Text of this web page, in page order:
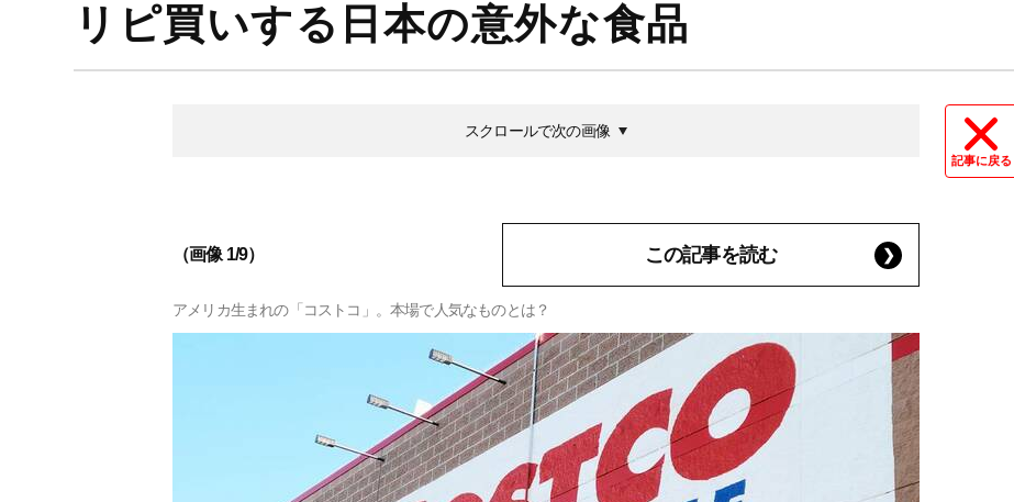
リピ買いする日本の意外な食品
記事に戻る
スクロールで次の画像
（画像 1/9） この記事を読む
アメリカ生まれの「コストコ」。本場で人気なものとは？